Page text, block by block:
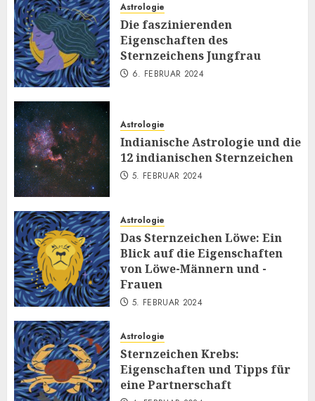
Astrologie
Die faszinierenden
Eigenschaften des
Sternzeichens Jungfrau
6. FEBRUAR 2024
Astrologie
Indianische Astrologie und die
12 indianischen Sternzeichen
5. FEBRUAR 2024
Astrologie
Das Sternzeichen Löwe: Ein
Blick auf die Eigenschaften
von Löwe-Männern und -
Frauen
5. FEBRUAR 2024
Astrologie
Sternzeichen Krebs:
Eigenschaften und Tipps für
eine Partnerschaft